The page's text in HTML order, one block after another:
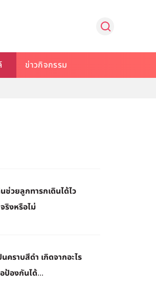
ข่าวกิจกรรม
ช่วยลูกทารกเดินได้ไว
ริงหรือไม่
คราบสีดำ เกิดจากอะไร
ป้องกันได้...